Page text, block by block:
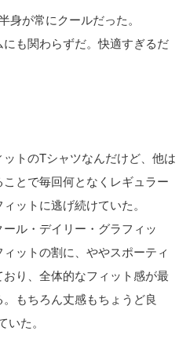
身が常にクールだった。
も関わらずだ。快適すぎるだ
トのTシャツなんだけど、他は
とで毎回何となくレギュラー
ットに逃げ続けていた。
ル・デイリー・グラフィッ
ットの割に、ややスポーティ
り、全体的なフィット感が最
もちろん丈感もちょうど良
た。